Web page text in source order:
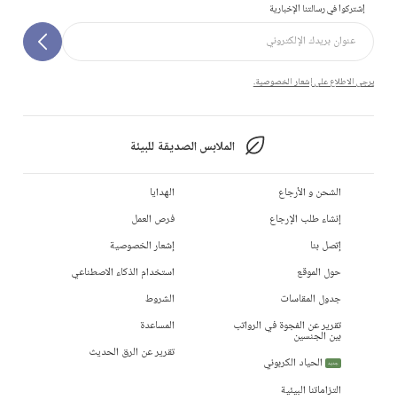
إشتركوا في رسالتنا الإخبارية
يرجى الاطلاع على إشعار الخصوصية.
الملابس الصديقة للبيئة
الشحن و الأرجاع
إنشاء طلب الإرجاع
إتصل بنا
حول الموقع
جدول المقاسات
تقرير عن الفجوة في الرواتب
بين الجنسين
جديد
الحياد الكربوني
التزاماتنا البيئية
الهدايا
فرص العمل
إشعار الخصوصية
استخدام الذكاء الاصطناعي
الشروط
المساعدة
تقرير عن الرق الحديث